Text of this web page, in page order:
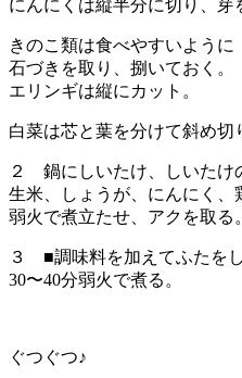
にんにくは縦半分に切り、芽
きのこ類は食べやすいように
石づきを取り、捌いておく。
エリンギは縦にカット。
白菜は芯と葉を分けて斜め切
２ 鍋にしいたけ、しいたけ
生米、しょうが、にんにく、
弱火で煮立たせ、アクを取る。
３ ■調味料を加えてふたをし
30〜40分弱火で煮る。
ぐつぐつ♪